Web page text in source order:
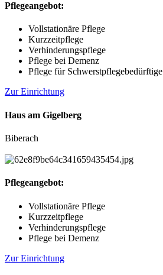
Pflegeangebot:
Vollstationäre Pflege
Kurzzeitpflege
Verhinderungspflege
Pflege bei Demenz
Pflege für Schwerstpflegebedürftige
Zur Einrichtung
Haus am Gigelberg
Biberach
Pflegeangebot:
Vollstationäre Pflege
Kurzzeitpflege
Verhinderungspflege
Pflege bei Demenz
Zur Einrichtung